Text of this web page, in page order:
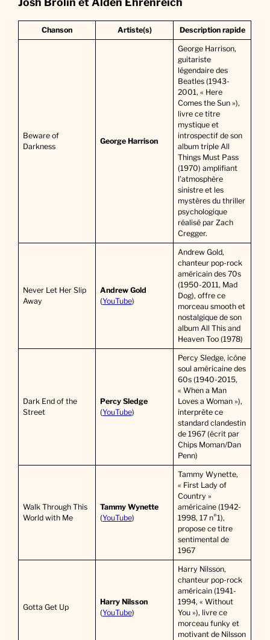
Chanson Artiste(s) Description rapide
Beware of
Darkness
George Harrison
George Harrison,
guitariste
légendaire des
Beatles (1943-
2001, « Here
Comes the Sun »),
livre ce titre
mystique et
introspectif de son
album triple All
Things Must Pass
(1970) amplifiant
l’atmosphère
sinistre et les
mystères du thriller
psychologique
réalisé par Zach
Cregger.
Never Let Her Slip
Away
Andrew Gold
(YouTube)
Andrew Gold,
chanteur pop-rock
américain des 70s
(1950-2011, Mad
Dog), offre ce
morceau smooth et
nostalgique de son
album All This and
Heaven Too (1978)
Dark End of the
Street
Percy Sledge
(YouTube)
Percy Sledge, icône
soul américaine des
60s (1940-2015,
« When a Man
Loves a Woman »),
interprète ce
standard clandestin
de 1967 (écrit par
Chips Moman/Dan
Penn)
Walk Through This
World with Me
Tammy Wynette
(YouTube)
Tammy Wynette,
« First Lady of
Country »
américaine (1942-
1998, 17 n°1),
propose ce titre
sentimental de
1967
Gotta Get Up
Harry Nilsson
(YouTube)
Harry Nilsson,
chanteur pop-rock
américain (1941-
1994, « Without
You »), livre ce
morceau funky et
motivant de Nilsson